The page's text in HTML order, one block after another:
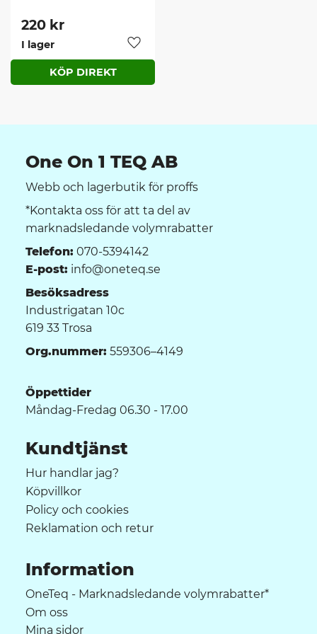
montage-/justering av
hylsor samt TX30 i andra
ändan för montage av
skruvar.
220 kr
Lägg till i favoriter
I lager
One On 1 TEQ AB
Webb och lagerbutik för proffs
*Kontakta oss för att ta del av
marknadsledande volymrabatter
Telefon: 070-5394142
E-post: info@oneteq.se
Besöksadress
Industrigatan 10c
619 33 Trosa
Org.nummer: 559306–4149
Öppettider
Måndag-Fredag 06.30 - 17.00
Kundtjänst
Hur handlar jag?
Köpvillkor
Policy och cookies
Reklamation och retur
Information
OneTeq - Marknadsledande volymrabatter*
Om oss
Mina sidor